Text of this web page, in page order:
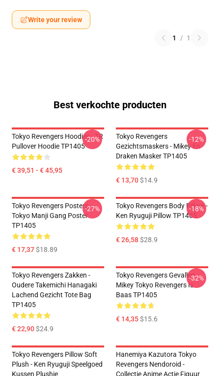
Write your review
1 / 1
Best verkochte producten
Tokyo Revengers Hoodies - TR
Pullover Hoodie TP1405
€ 39,51 - € 45,95
-20%
Tokyo Revengers
Gezichtsmaskers - Mikey En
Draken Masker TP1405
€ 13,70$14.9
-12%
Tokyo Revengers Posters -
Tokyo Manji Gang Poster
TP1405
€ 17,37$18.89
-27%
Tokyo Revengers Body Pillow -
Ken Ryuguji Pillow TP1405
€ 26,58$28.9
-18%
Tokyo Revengers Zakken -
Oudere Takemichi Hanagaki
Lachend Gezicht Tote Bag
TP1405
€ 22,90$24.9
Tokyo Revengers Gevallen
Mikey Tokyo Revengers Is
Baas TP1405
€ 14,35$15.6
-32%
Tokyo Revengers Pillow Soft
Plush - Ken Ryuguji Speelgoed
Kussen Plushie
Hanemiya Kazutora Tokyo
Revengers Nendoroid -
Collectie Anime Actie Figuur